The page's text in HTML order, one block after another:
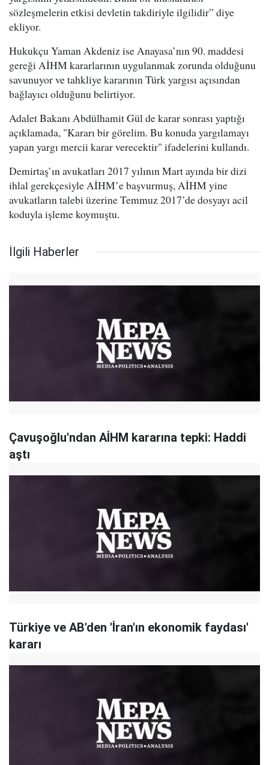
sözleşmelerin etkisi devletin takdiriyle ilgilidir” diye
ekliyor.
Hukukçu Yaman Akdeniz ise Anayasa’nın 90. maddesi
gereği AİHM kararlarının uygulanmak zorunda olduğunu
savunuyor ve tahkliye kararının Türk yargısı açısından
bağlayıcı olduğunu belirtiyor.
Adalet Bakanı Abdülhamit Gül de karar sonrası yaptığı
açıklamada, "Kararı bir görelim. Bu konuda yargılamayı
yapan yargı mercii karar verecektir" ifadelerini kullandı.
Demirtaş’ın avukatları 2017 yılının Mart ayında bir dizi
ihlal gerekçesiyle AİHM’e başvurmuş, AİHM yine
avukatların talebi üzerine Temmuz 2017’de dosyayı acil
koduyla işleme koymuştu.
İlgili Haberler
Çavuşoğlu'ndan AİHM kararına tepki: Haddi
aştı
Türkiye ve AB'den 'İran'ın ekonomik faydası'
kararı